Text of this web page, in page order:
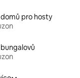
pro hosty